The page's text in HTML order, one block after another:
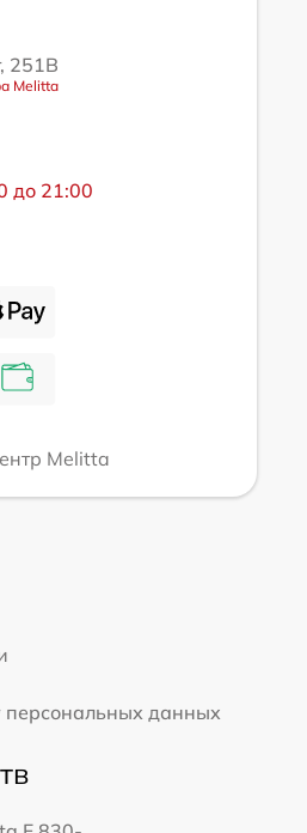
251В
Melitta
до 21:00
Melitta
персональных данных